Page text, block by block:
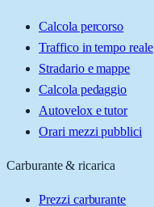
Calcola percorso
Traffico in tempo reale
Stradario e mappe
Calcola pedaggio
Autovelox e tutor
Orari mezzi pubblici
Carburante & ricarica
Prezzi carburante